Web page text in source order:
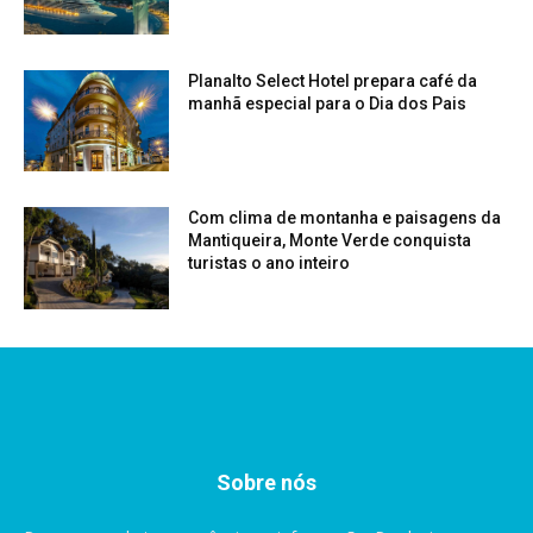
Planalto Select Hotel prepara café da
manhã especial para o Dia dos Pais
Com clima de montanha e paisagens da
Mantiqueira, Monte Verde conquista
turistas o ano inteiro
Sobre nós